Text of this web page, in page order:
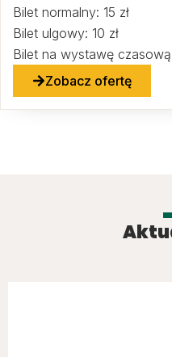
Bilet normalny: 15 zł
Bilet ulgowy: 10 zł
Bilet na wystawę
Zobacz ofertę